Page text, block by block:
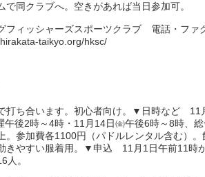
同クラブへ。空きがあれば当日参加可。
フィッシャーズスポーツクラブ 電話・ファ
taikyo.org/hksc/
打ち合います。初心者向け。▼日時など 11
午後2時～4時・11月14日㈮午後6時～8時、
。参加費各1100円（パドルレンタル含む）。
きやすい服着用。▼申込 11月1日午前11時
人。